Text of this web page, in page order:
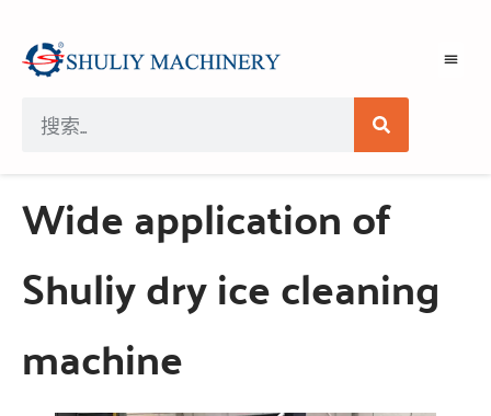
Wide application of
Shuliy dry ice cleaning
machine